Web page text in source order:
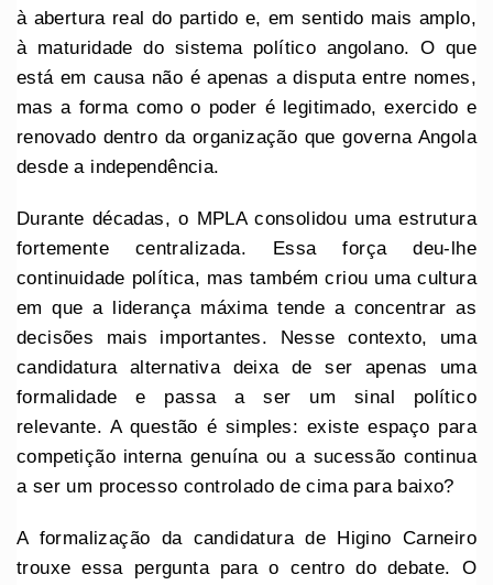
à abertura real do partido e, em sentido mais amplo,
à maturidade do sistema político angolano. O que
está em causa não é apenas a disputa entre nomes,
mas a forma como o poder é legitimado, exercido e
renovado dentro da organização que governa Angola
desde a independência.
Durante décadas, o MPLA consolidou uma estrutura
fortemente centralizada. Essa força deu-lhe
continuidade política, mas também criou uma cultura
em que a liderança máxima tende a concentrar as
decisões mais importantes. Nesse contexto, uma
candidatura alternativa deixa de ser apenas uma
formalidade e passa a ser um sinal político
relevante. A questão é simples: existe espaço para
competição interna genuína ou a sucessão continua
a ser um processo controlado de cima para baixo?
A formalização da candidatura de Higino Carneiro
trouxe essa pergunta para o centro do debate. O